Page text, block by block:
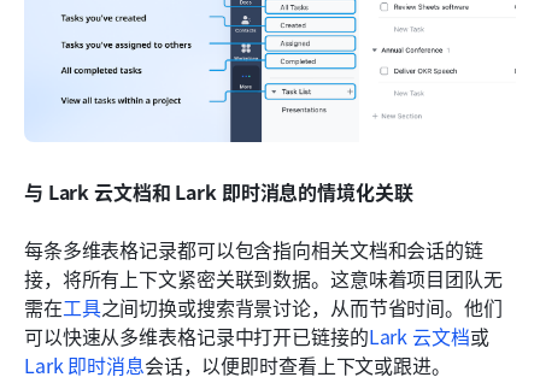
与 Lark 云文档和 Lark 即时消息的情境化关联
每条多维表格记录都可以包含指向相关文档和会话的链
接，将所有上下文紧密关联到数据。这意味着项目团队无
需在工具之间切换或搜索背景讨论，从而节省时间。他们
可以快速从多维表格记录中打开已链接的Lark 云文档或
Lark 即时消息会话，以便即时查看上下文或跟进。